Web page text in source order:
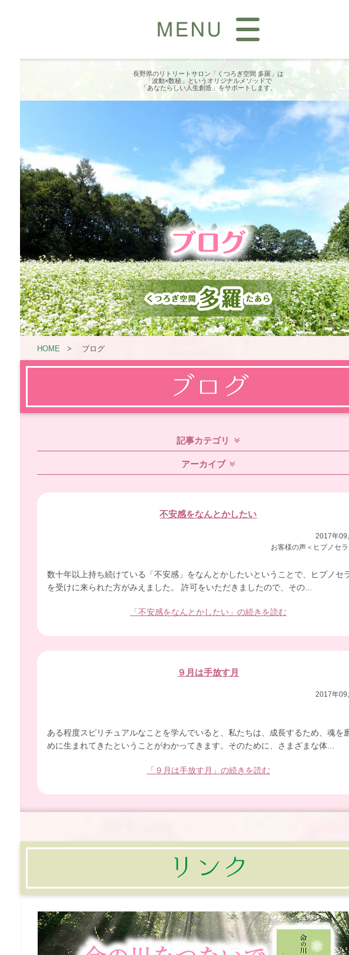
長野県のリトリートサロン「くつろぎ空間 多羅」は
「波動×数秘」というオリジナルメソッドで
「あなたらしい人生創造」をサポートします。
HOME > ブログ
記事カテゴリ
アーカイブ
不安感をなんとかしたい
2017年09
お客様の声＜ヒプノセラ
数十年以上持ち続けている「不安感」をなんとかしたいということで、ヒプノセ
を受けに来られた方がみえました。 許可をいただきましたので、その...
「不安感をなんとかしたい」の続きを読む
９月は手放す月
2017年09
ある程度スピリチュアルなことを学んでいると、私たちは、成長するため、魂を
めに生まれてきたということがわかってきます。そのために、さまざまな体...
「９月は手放す月」の続きを読む